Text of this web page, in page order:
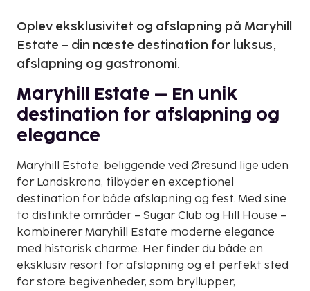
Oplev eksklusivitet og afslapning på Maryhill
Estate – din næste destination for luksus,
afslapning og gastronomi.
Maryhill Estate – En unik
destination for afslapning og
elegance
Maryhill Estate, beliggende ved Øresund lige uden
for Landskrona, tilbyder en exceptionel
destination for både afslapning og fest. Med sine
to distinkte områder – Sugar Club og Hill House –
kombinerer Maryhill Estate moderne elegance
med historisk charme. Her finder du både en
eksklusiv resort for afslapning og et perfekt sted
for store begivenheder, som bryllupper,